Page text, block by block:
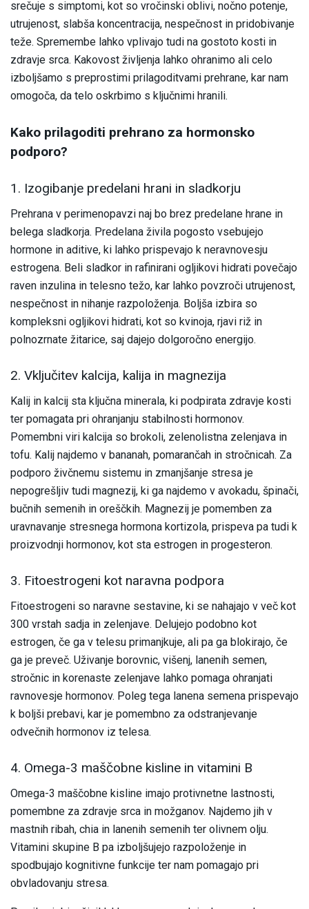
srečuje s simptomi, kot so vročinski oblivi, nočno potenje,
utrujenost, slabša koncentracija, nespečnost in pridobivanje
teže. Spremembe lahko vplivajo tudi na gostoto kosti in
zdravje srca. Kakovost življenja lahko ohranimo ali celo
izboljšamo s preprostimi prilagoditvami prehrane, kar nam
omogoča, da telo oskrbimo s ključnimi hranili.
Kako prilagoditi prehrano za hormonsko
podporo?
1. Izogibanje predelani hrani in sladkorju
Prehrana v perimenopavzi naj bo brez predelane hrane in
belega sladkorja. Predelana živila pogosto vsebujejo
hormone in aditive, ki lahko prispevajo k neravnovesju
estrogena. Beli sladkor in rafinirani ogljikovi hidrati povečajo
raven inzulina in telesno težo, kar lahko povzroči utrujenost,
nespečnost in nihanje razpoloženja. Boljša izbira so
kompleksni ogljikovi hidrati, kot so kvinoja, rjavi riž in
polnozrnate žitarice, saj dajejo dolgoročno energijo.
2. Vključitev kalcija, kalija in magnezija
Kalij in kalcij sta ključna minerala, ki podpirata zdravje kosti
ter pomagata pri ohranjanju stabilnosti hormonov.
Pomembni viri kalcija so brokoli, zelenolistna zelenjava in
tofu. Kalij najdemo v bananah, pomarančah in stročnicah. Za
podporo živčnemu sistemu in zmanjšanje stresa je
nepogrešljiv tudi magnezij, ki ga najdemo v avokadu, špinači,
bučnih semenih in oreščkih. Magnezij je pomemben za
uravnavanje stresnega hormona kortizola, prispeva pa tudi k
proizvodnji hormonov, kot sta estrogen in progesteron.
3. Fitoestrogeni kot naravna podpora
Fitoestrogeni so naravne sestavine, ki se nahajajo v več kot
300 vrstah sadja in zelenjave. Delujejo podobno kot
estrogen, če ga v telesu primanjkuje, ali pa ga blokirajo, če
ga je preveč. Uživanje borovnic, višenj, lanenih semen,
stročnic in korenaste zelenjave lahko pomaga ohranjati
ravnovesje hormonov. Poleg tega lanena semena prispevajo
k boljši prebavi, kar je pomembno za odstranjevanje
odvečnih hormonov iz telesa.
4. Omega-3 maščobne kisline in vitamini B
Omega-3 maščobne kisline imajo protivnetne lastnosti,
pomembne za zdravje srca in možganov. Najdemo jih v
mastnih ribah, chia in lanenih semenih ter olivnem olju.
Vitamini skupine B pa izboljšujejo razpoloženje in
spodbujajo kognitivne funkcije ter nam pomagajo pri
obvladovanju stresa.